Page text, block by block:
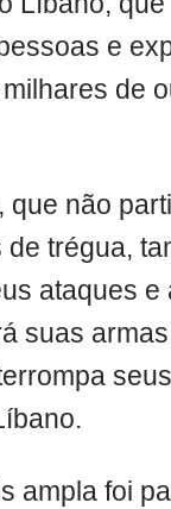
e
de
que não
trégua,
ataques e
suas
ampla foi